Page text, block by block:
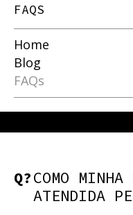
FAQS
Home
Blog
FAQs
Q?COMO
ATENDIDA